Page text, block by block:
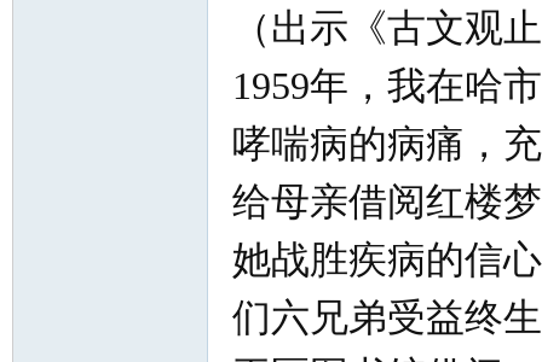
（出示《古文观
1959年，我在哈
哮喘病的病痛，
给母亲借阅红楼
她战胜疾病的信
们六兄弟受益终